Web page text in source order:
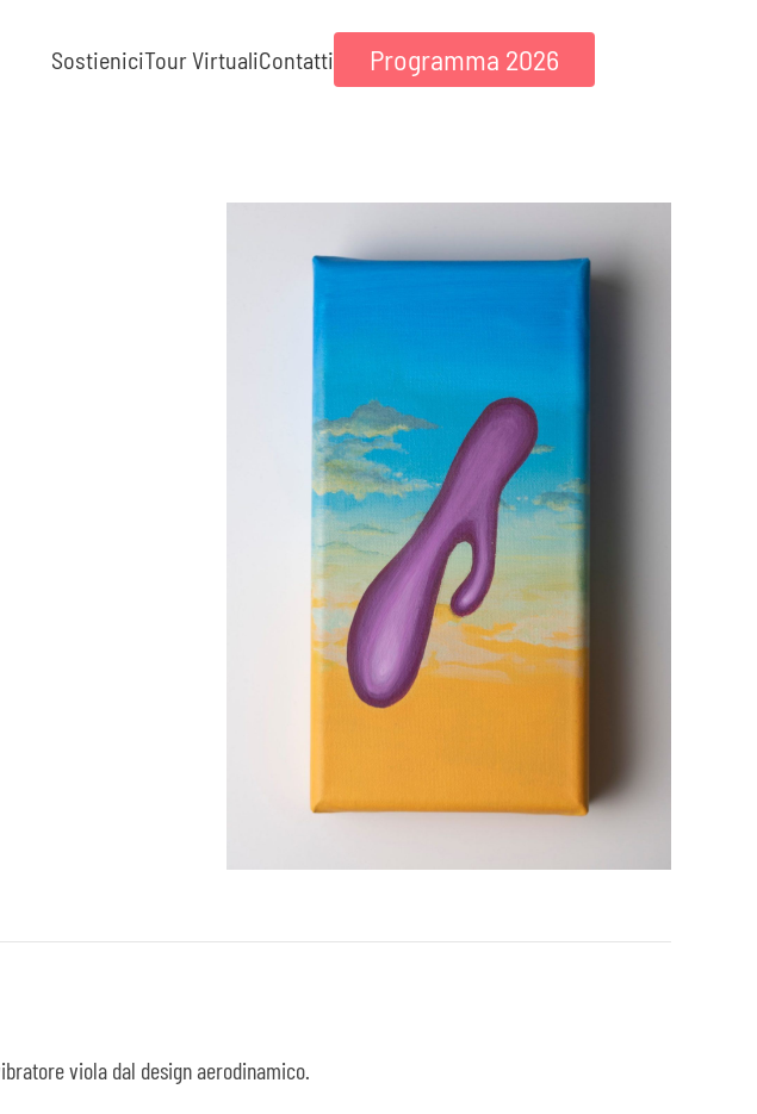
SostieniciTour VirtualiContatti Programma 2026
viola dal design aerodinamico.